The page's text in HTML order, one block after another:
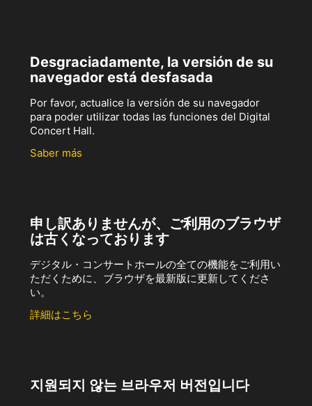
Desgraciadamente, la versión de su
navegador está desfasada
Por favor, actualice la versión de su navegador
para poder utilizar todas las funciones del Digital
Concert Hall.
Saber más
申し訳ありませんが、ご利用のブラウザ
は古くなっております
デジタル・コンサートホールの全ての機能をご利用い
ただくために、ブラウザを最新版に更新してくださ
い。
詳細はこちら
지원되지 않는 브라우저 버전입니다